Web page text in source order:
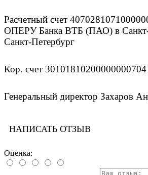
Расчетный счет
ОПЕРУ Банка ВТБ (ПАО) в Санкт-
Санкт-Петербург
Кор. счет
Генеральный директор Захаров
НАПИСАТЬ ОТЗЫВ
Оценка: